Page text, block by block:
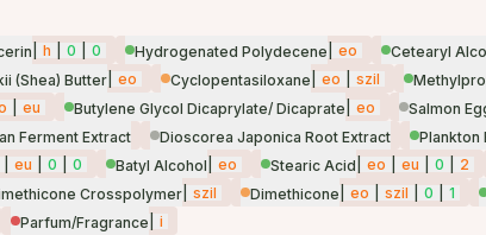
h 0 0 Hydrogenated Polydecene eo Cetearyl
(Shea) Butter eo Cyclopentasiloxane eo szil
eu Butylene Glycol Dicaprylate/ Dicaprate eo Salmon
Ferment Extract
Dioscorea Japonica Root Extract Plankton
eu 0 0 Batyl Alcohol eo Stearic Acid eo eu 0 2
Crosspolymer szil Dimethicone eo szil 0 1
Parfum/Fragrance i